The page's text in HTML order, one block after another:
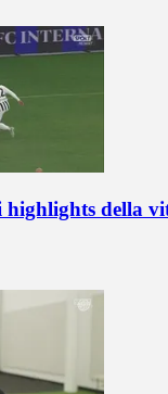
highlights della